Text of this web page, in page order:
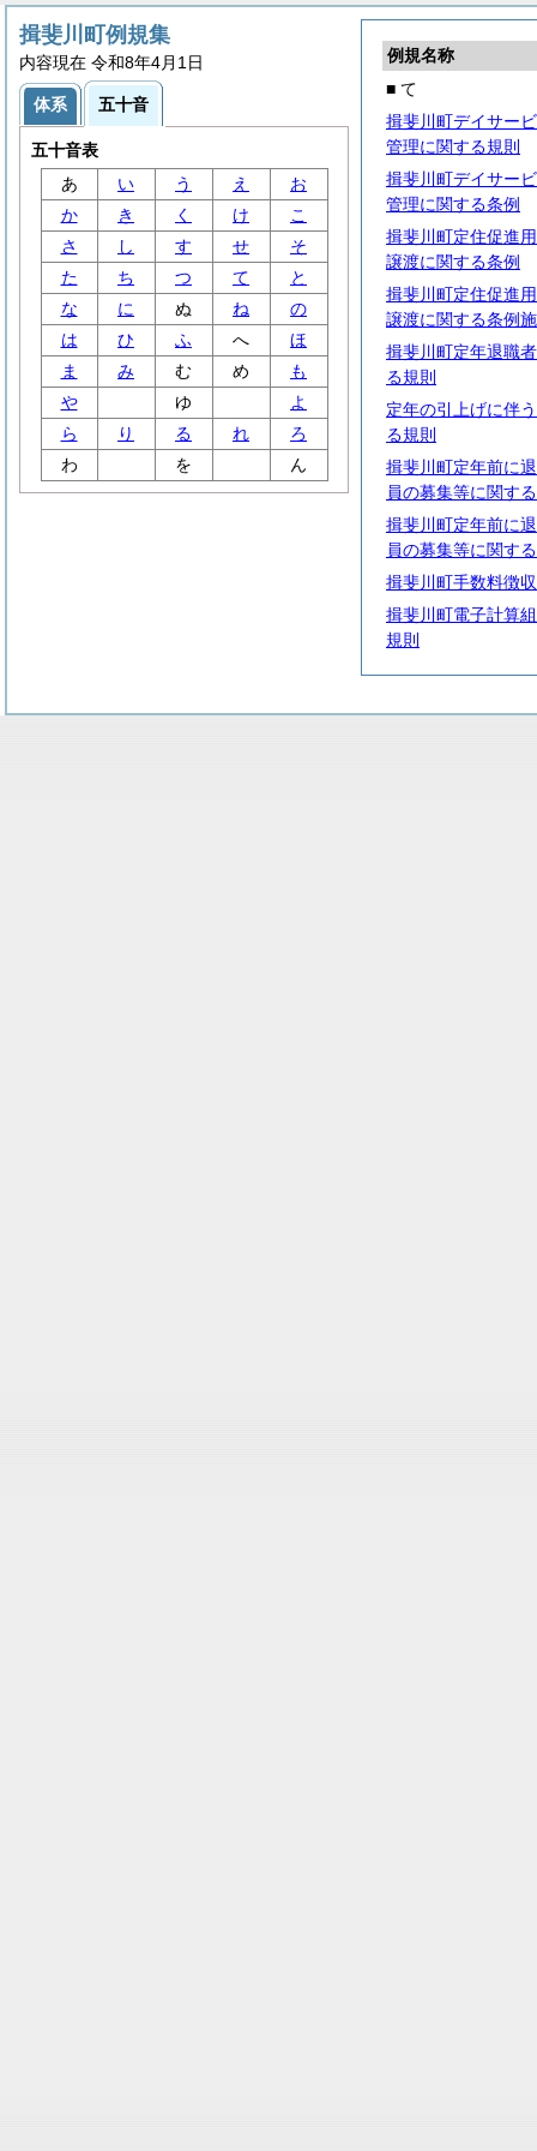
例規名称
■ て
揖斐川町デイサー
管理に関する規則
揖斐川町デイサー
管理に関する条例
揖斐川町定住促進
譲渡に関する条例
揖斐川町定住促進
譲渡に関する条例
揖斐川町定年退職
る規則
定年の引上げに伴
る規則
揖斐川町定年前に
員の募集等に関す
揖斐川町定年前に
員の募集等に関す
揖斐川町手数料徴
揖斐川町電子計算
規則
揖斐川町例規集
内容現在 令和8年4月1日
体系 五十音
五十音表
あ
い う え
お
か
き く け
こ
さ
し す せ
そ
た
ち つ て
と
な
に ぬ ね
の
は
ひ ふ へ
ほ
ま
み む め
も
や
ゆ
よ
ら
り る れ
ろ
わ
を ん